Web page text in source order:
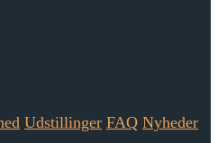
Udstillinger FAQ Nyheder